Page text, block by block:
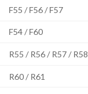
F55 / F56 / F57
F54 / F60
R55 / R56 / R57 /
R60 / R61